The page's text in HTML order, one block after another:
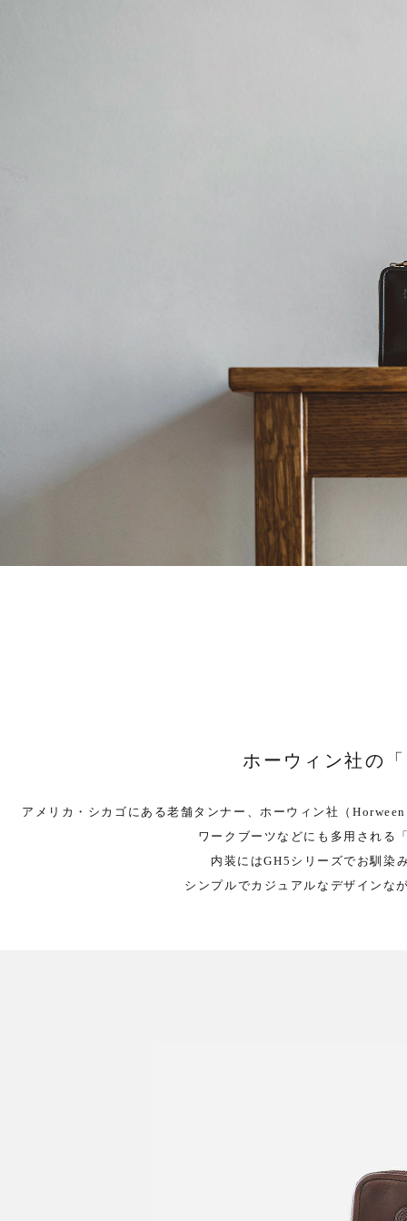
ホーウィン社の
アメリカ・シカゴにある老舗タンナー、ホーウィン社（
ワークブーツなどにも多用される
内装にはGH5シリーズでお馴染
シンプルでカジュアルなデザインな